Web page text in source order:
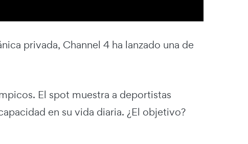
privada, Channel 4 ha lanzado una de
El spot muestra a deportistas
en su vida diaria. ¿El objetivo?